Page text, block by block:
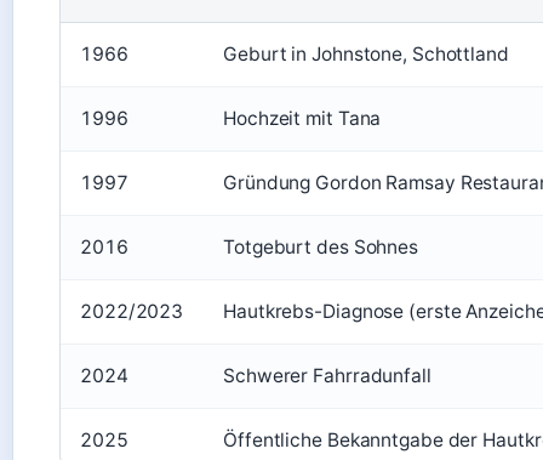
1966 Geburt in Johnstone, Schottland
1996 Hochzeit mit Tana
1997 Gründung Gordon Ramsay
2016 Totgeburt des Sohnes
2022/2023 Hautkrebs-Diagnose (erste
2024 Schwerer Fahrradunfall
2025 Öffentliche Bekanntgabe der